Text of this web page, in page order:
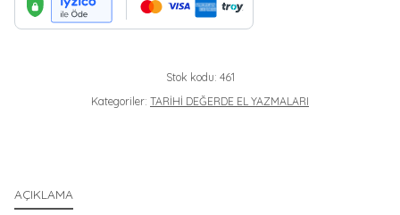
EL
YAZMALARI-
Stok kodu: 461
Kategoriler: TARİHİ DEĞERDE EL YAZMALARI
AÇIKLAMA